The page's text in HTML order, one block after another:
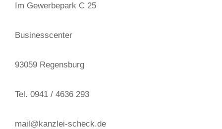
Im Gewerbepark C 25
Businesscenter
93059 Regensburg
Tel. 0941 / 4636 293
mail@kanzlei-scheck.de